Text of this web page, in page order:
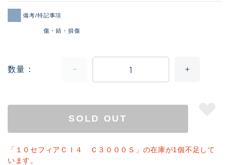
備考/特記事項
傷・錆・損傷
数量
SOLD OUT
「１０セフィアＣＩ４ Ｃ３０００Ｓ」の在庫が1個不足して
います。